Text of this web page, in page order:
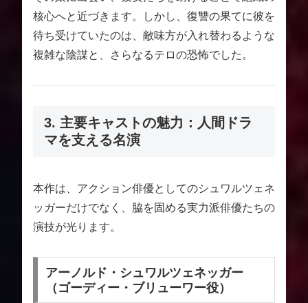
核心へと近づきます。しかし、復讐の果てに彼を
待ち受けていたのは、敵味方が入れ替わるような
複雑な陰謀と、さらなるテロの恐怖でした。
3. 主要キャストの魅力：人間ドラ
マを支える名演
本作は、アクション俳優としてのシュワルツェネ
ッガーだけでなく、脇を固める実力派俳優たちの
演技が光ります。
アーノルド・シュワルツェネッガー
（ゴーディー・ブリューワー役）